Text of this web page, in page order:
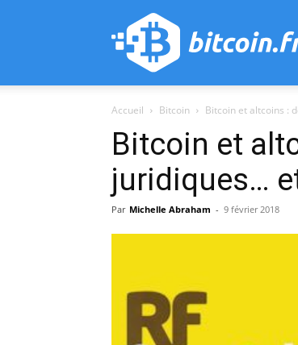
bitcoin.fr
Accueil Bitcoin Bitcoin et altcoins :
Bitcoin et
juridiques…
Par Michelle Abraham - 9 février 2018